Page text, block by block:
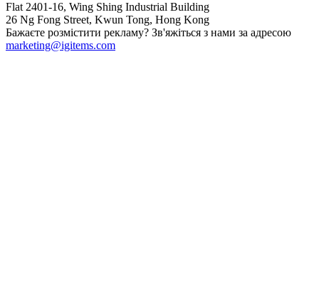
Flat 2401-16, Wing Shing Industrial Building
26 Ng Fong Street, Kwun Tong, Hong Kong
Бажаєте розмістити рекламу? Зв'яжіться з нами за адресою
marketing@igitems.com